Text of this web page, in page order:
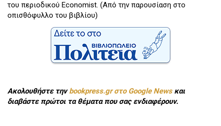
του περιοδικού Economist. (Από την παρουσίαση στο
οπισθόφυλλο του βιβλίου)
Ακολουθήστε τηνbookpress.gr στο Google Newsκαι
διαβάστε πρώτοι τα θέματα που σας ενδιαφέρουν.